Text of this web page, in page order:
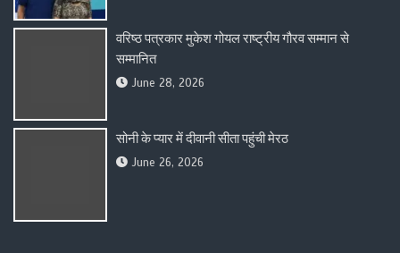
वरिष्ठ पत्रकार मुकेश गोयल राष्ट्रीय गौरव सम्मान से
सम्मानित
June 28, 2026
सोनी के प्यार में दीवानी सीता पहुंची मेरठ
June 26, 2026